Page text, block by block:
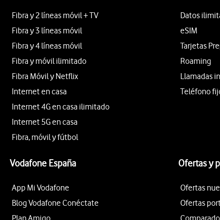
Fibra y 2 líneas móvil + TV
Fibra y 3 líneas móvil
Fibra y 4 líneas móvil
Fibra y móvil ilimitado
Fibra Móvil y Netflix
Internet en casa
Internet 4G en casa ilimitado
Internet 5G en casa
Fibra, móvil y fútbol
Datos
eSIM
Tarjetas
Roaming
Llamadas
Teléfono
Vodafone España
App Mi Vodafone
Blog Vodafone Conéctate
Plan Amigo
Ofertas y
Ofertas
Ofertas